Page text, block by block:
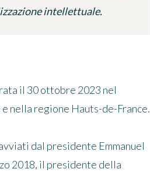
intellettuale.
il 30 ottobre 2023 nel
nella regione Hauts-de-France.
dal presidente Emmanuel
2018, il presidente della